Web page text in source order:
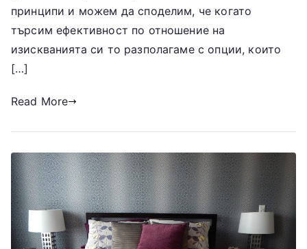
принципи и можем да споделим, че когато
търсим ефективност по отношение на
изискванията си то разполагаме с опции, които
[…]
Read More